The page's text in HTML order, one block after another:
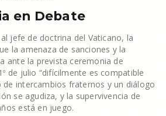
en Debate
jefe de doctrina del Vaticano, la
la amenaza de sanciones y la
ante la prevista ceremonia de
de julio “difícilmente es compatible
de intercambios fraternos y un diálogo
se agudiza, y la supervivencia de
está en juego.